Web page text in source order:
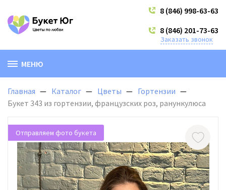
8 (846) 998-63-63
8 (846) 201-73-63
Заказать звонок
МЕНЮ
Главная Каталог Цветы
Гортензии
Букет 343 из гортензии, французских роз, ранункулюса
Отправляем фото букета